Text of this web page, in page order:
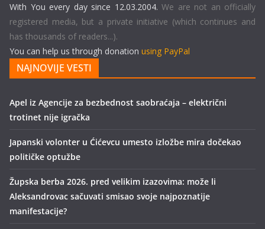
With You every day since 12.03.2004. We are not an officially
registered media, but a private initiative (which continues and
has thousands of readers...).
You can help us through donation using PayPal
NAJNOVIJE VESTI
Apel iz Agencije za bezbednost saobraćaja – električni
trotinet nije igračka
Japanski volonter u Ćićevcu umesto izložbe mira dočekao
političke optužbe
Župska berba 2026. pred velikim izazovima: može li
Aleksandrovac sačuvati smisao svoje najpoznatije
manifestacije?